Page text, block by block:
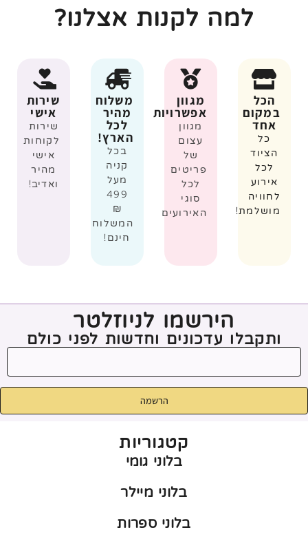
למה לקנות אצלנו?
הכל
במקום
אחד
כל
הציוד
לכל
אירוע
לחוויה
מושלמת!
מגוון
אפשרויות
מגוון
עצום
של
פריטים
לכל
סוגי
האירועים
משלוח
מהיר
לכל
הארץ!
בכל
קניה
מעל
499
₪
המשלוח
חינם!
שירות
אישי
שירות
לקוחות
אישי
מהיר
ואדיב!
הירשמו לניוזלטר
ותקבלו עדכונים וחדשות לפני כולם
הרשמה
קטגוריות
בלוני גומי
בלוני מיילר
בלוני ספרות